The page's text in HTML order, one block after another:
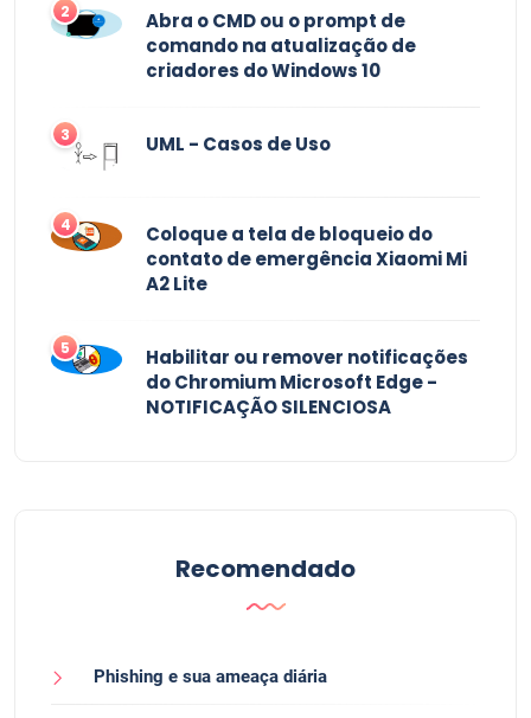
2
Abra o CMD ou o prompt de
comando na atualização de
criadores do Windows 10
3 UML - Casos de Uso
4
Coloque a tela de bloqueio do
contato de emergência Xiaomi Mi
A2 Lite
5
Habilitar ou remover notificações
do Chromium Microsoft Edge -
NOTIFICAÇÃO SILENCIOSA
Recomendado
Phishing e sua ameaça diária